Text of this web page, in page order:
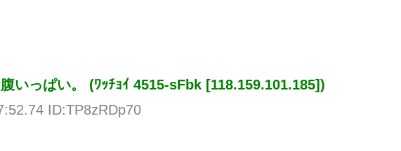
いっぱい。 (ﾜｯﾁｮｲ 4515-sFbk [118.159.101.185])
ID:TP8zRDp70